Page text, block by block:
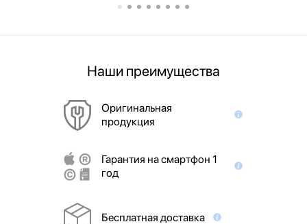
Наши преимущества
Оригинальная
продукция
Гарантия на смартфон 1
год
Бесплатная доставка